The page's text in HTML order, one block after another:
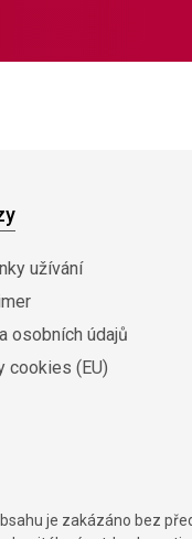
užívání
osobních údajů
cookies (EU)
je zakázáno bez